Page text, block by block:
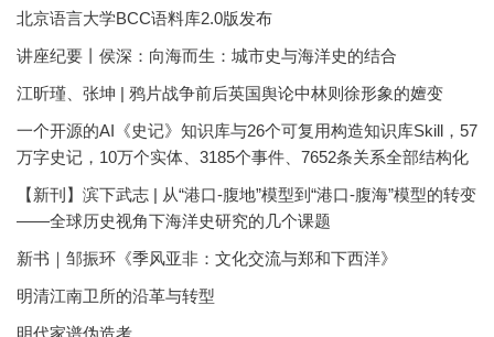
北京语言大学BCC语料库2.0版发布
讲座纪要丨侯深：向海而生：城市史与海洋史的结合
江昕瑾、张坤 | 鸦片战争前后英国舆论中林则徐形象的嬗变
一个开源的AI《史记》知识库与26个可复用构造知识库Skill，57
万字史记，10万个实体、3185个事件、7652条关系全部结构化
【新刊】滨下武志 | 从“港口-腹地”模型到“港口-腹海”模型的转变
——全球历史视角下海洋史研究的几个课题
新书｜邹振环《季风亚非：文化交流与郑和下西洋》
明清江南卫所的沿革与转型
明代家谱伪造考